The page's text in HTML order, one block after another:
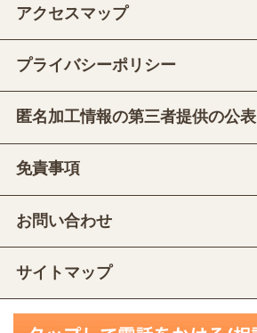
アクセスマップ
プライバシーポリシー
匿名加工情報の第三者提供の公表
免責事項
お問い合わせ
サイトマップ